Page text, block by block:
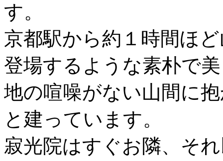
す。
京都駅から約１時間ほ
登場するような素朴で
地の喧噪がない山間に
と建っています。
寂光院はすぐお隣、そ